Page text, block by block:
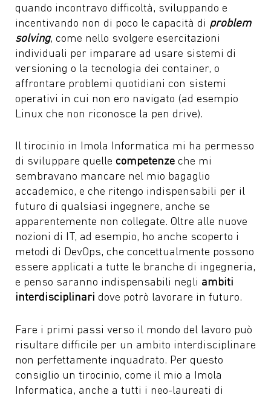
quando incontravo difficoltà, sviluppando e
incentivando non di poco le capacità di problem
solving, come nello svolgere esercitazioni
individuali per imparare ad usare sistemi di
versioning o la tecnologia dei container, o
affrontare problemi quotidiani con sistemi
operativi in cui non ero navigato (ad esempio
Linux che non riconosce la pen drive).
Il tirocinio in Imola Informatica mi ha permesso
di sviluppare quelle competenze che mi
sembravano mancare nel mio bagaglio
accademico, e che ritengo indispensabili per il
futuro di qualsiasi ingegnere, anche se
apparentemente non collegate. Oltre alle nuove
nozioni di IT, ad esempio, ho anche scoperto i
metodi di DevOps, che concettualmente possono
essere applicati a tutte le branche di ingegneria,
e penso saranno indispensabili negli ambiti
interdisciplinari dove potrò lavorare in futuro.
Fare i primi passi verso il mondo del lavoro può
risultare difficile per un ambito interdisciplinare
non perfettamente inquadrato. Per questo
consiglio un tirocinio, come il mio a Imola
Informatica, anche a tutti i neo-laureati di